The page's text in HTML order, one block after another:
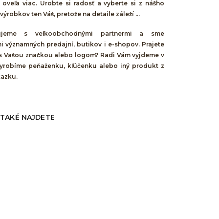
oveľa viac. Urobte si radosť a vyberte si z nášho
ten Váš, pretože na detaile záleží ...
s veľkoobchodnými partnermi a sme
významných predajní, butikov i e-shopov. Prajete
Vašou značkou alebo logom? Radi Vám vyjdeme v
peňaženku, kľúčenku alebo iný produkt z
NAJDETE